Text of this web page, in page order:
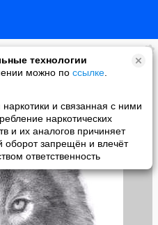
технологии
можно по ссылке
и связанная с ними
наркотических
и их аналогов причиняет
оборот запрещён и влечёт
ответственность